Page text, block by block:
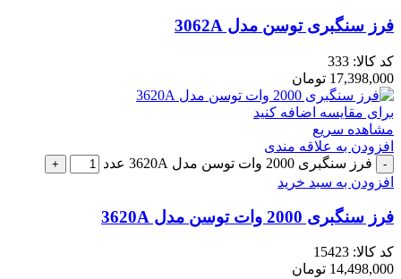
فرز سنگبری توسن مدل 3062A
کد کالا: 333
17,398,000 تومان
برای مقایسه اضافه کنید
مشاهده سریع
افزودن به علاقه مندی
فرز سنگبری 2000 وات توسن مدل 3620A عدد
افزودن به سبد خرید
فرز سنگبری 2000 وات توسن مدل 3620A
کد کالا: 15423
14,498,000 تومان